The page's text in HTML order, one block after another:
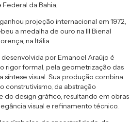
da Bahia.
projeção internacional em 1972,
a medalha de ouro na III Bienal
na Itália.
por Emanoel Araújo é
rigor formal, pela geometrização das
síntese visual. Sua produção combina
construtivismo, da abstração
do design gráfico, resultando em obras
visual e refinamento técnico.